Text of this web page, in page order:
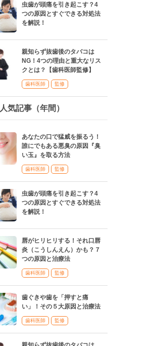
虫歯が頭痛を引き起こす？4
つの原因とすぐできる対処法
を解説！
親知らず抜歯後のタバコは
NG！4つの理由と重大なリス
クとは？【歯科医師監修】
歯科医師 監修
人気記事（年間）
あなたの口で猛威を振るう！
誰にでもある悪臭の原因『臭
い玉』を取る方法
歯科医師 監修
虫歯が頭痛を引き起こす？4
つの原因とすぐできる対処法
を解説！
唇がヒリヒリする！それ口唇
炎（こうしんえん）かも？７
つの原因と治療法
歯科医師 監修
歯ぐきや歯を「押すと痛
い」！その５大原因と治療法
歯科医師 監修